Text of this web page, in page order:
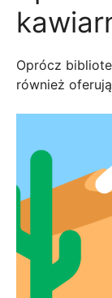
Oprócz
również